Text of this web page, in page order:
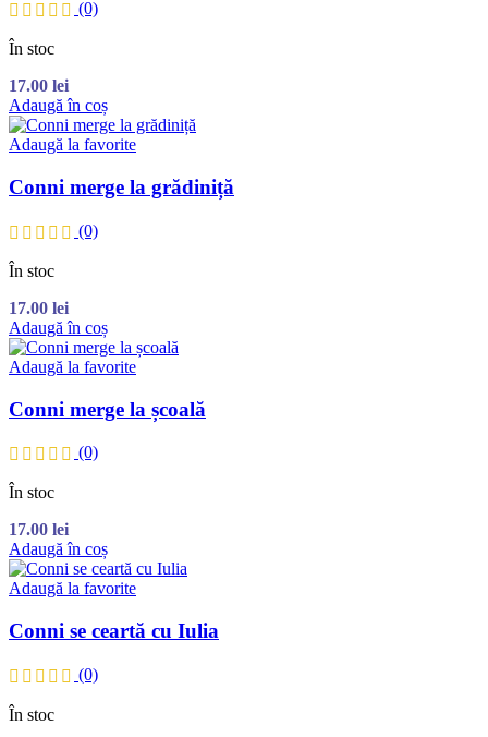
(0)
În stoc
17.00 lei
Adaugă în coș
Adaugă la favorite
Conni merge la grădiniță
(0)
În stoc
17.00 lei
Adaugă în coș
Adaugă la favorite
Conni merge la școală
(0)
În stoc
17.00 lei
Adaugă în coș
Adaugă la favorite
Conni se ceartă cu Iulia
(0)
În stoc